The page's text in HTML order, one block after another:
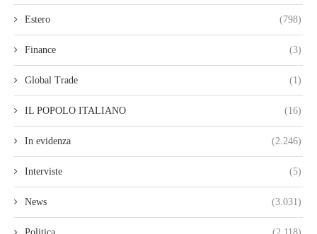
Estero (798)
Finance (3)
Global Trade (1)
IL POPOLO ITALIANO (16)
In evidenza (2.246)
Interviste (5)
News (3.031)